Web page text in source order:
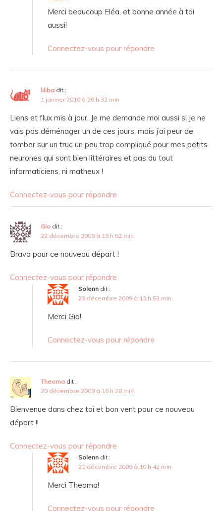
Merci beaucoup Eléa, et bonne année à toi
aussi!
Connectez-vous pour répondre
liliba dit :
1 janvier 2010 à 20 h 32 min
Liens et flux mis à jour. Je me demande moi aussi si je ne
vais pas déménager un de ces jours, mais j’ai peur de
tomber sur un truc un peu trop compliqué pour mes petits
neurones qui sont bien littéraires et pas du tout
informaticiens, ni matheux !
Connectez-vous pour répondre
Gio dit :
22 décembre 2009 à 19 h 52 min
Bravo pour ce nouveau départ !
Connectez-vous pour répondre
Solenn dit :
23 décembre 2009 à 13 h 53 min
Merci Gio!
Connectez-vous pour répondre
Theoma dit :
20 décembre 2009 à 16 h 28 min
Bienvenue dans chez toi et bon vent pour ce nouveau
départ !!
Connectez-vous pour répondre
Solenn dit :
21 décembre 2009 à 10 h 42 min
Merci Theoma!
Connectez-vous pour répondre